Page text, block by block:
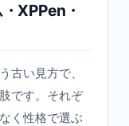
XPPen・
古い見方で、
です。それぞ
く性格で選ぶ